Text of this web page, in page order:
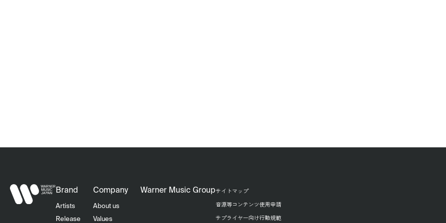
Brand
Artists
Release
Company
About us
Values
Warner Music Groupサイトマップ
音源等コンテンツ使用申請
サプライヤー向け行動規範